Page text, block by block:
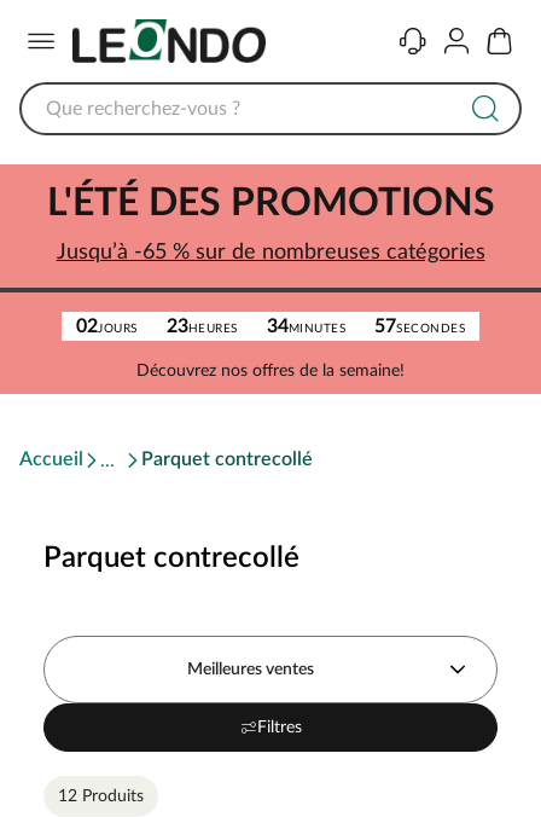
ContactComptePanier
02JOURS 23HEURES 34MINUTES 57SECONDES
Découvrez nos offres de la semaine!
L'ÉTÉ DES PROMOTIONS
Jusqu’à -65 % sur de nombreuses catégories
Accueil Parquet contrecollé
Parquet contrecollé
Meilleures ventes
Filtres
12 Produits